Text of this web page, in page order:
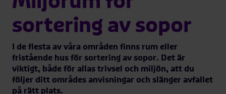
sortering av sopor
I de flesta av våra områden finns rum eller
fristående hus för sortering av sopor. Det är
viktigt, både för allas trivsel och miljön, att du
följer ditt områdes anvisningar och slänger avfallet
på rätt plats.